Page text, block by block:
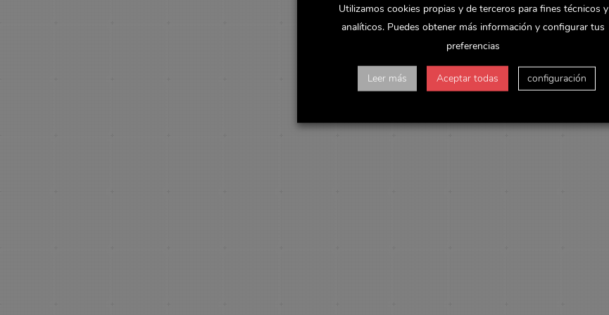
Utilizamos cookies propias y de terceros para fines técnicos y
analíticos. Puedes obtener más información y configurar tus
preferencias
Leer más Aceptar todas configuración